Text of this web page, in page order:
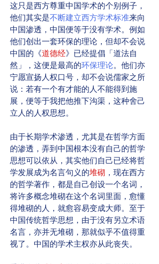
这只是西方尊重中国学术的个别例子，
他们其实是不断建立西方学术标准来向
中国渗透，中国便等于没有学术。例如
他们创出一套环保的理论，但却不会说
中国的《道德经》已经提倡「道法自
然」，这便是最高的环保理论。他们亦
宁愿宣扬人权口号，却不会说儒家之所
说：若有一个有才能的人不能得到施
展，便等于我把他推下沟渠，这种舍己
立人的人权思想。
由于长期学术渗透，尤其是在哲学方面
的渗透，弄到中国根本没有自己的哲学
思想可以依从，其实他们自己已经将哲
学发展成为名言句义的堆砌 ，现在西方
的哲学著作，都是自己创设一个名词，
将许多概念堆砌在这个名词里面，愈懂
得堆砌的人，就愈容易变成大师。至于
中国传统哲学思想，由于没有另立术语
名言，亦并无堆砌，那就似乎不值得重
视了。中国的学术主权亦从此丧失。